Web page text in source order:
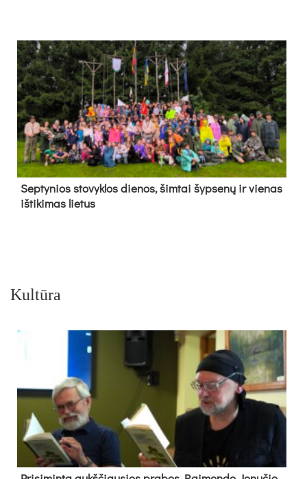
Sep­ty­nios sto­vyk­los die­nos, šim­tai šyp­se­nų ir vie­nas
iš­ti­ki­mas lie­tus
Kultūra